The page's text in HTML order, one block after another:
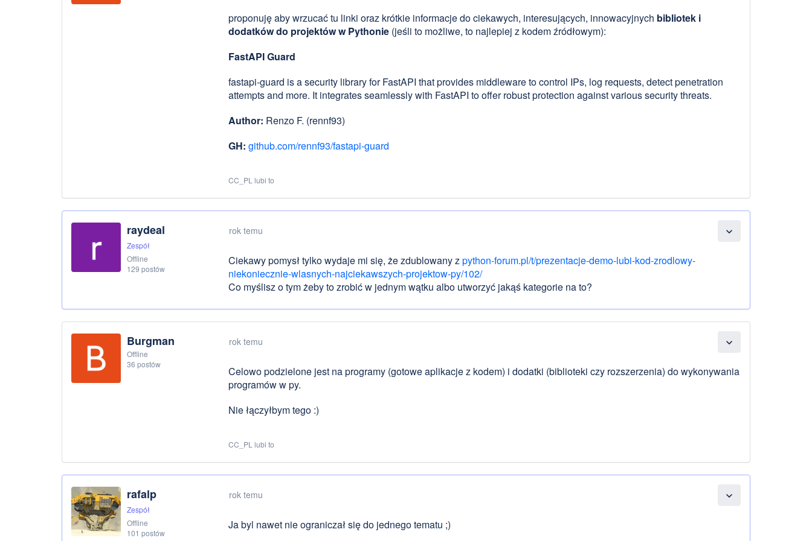
proponuję aby wrzucać tu linki oraz krótkie informacje do ciekawych, interesujących, innowacyjnych bibliotek i
dodatków do projektów w Pythonie (jeśli to możliwe, to najlepiej z kodem źródłowym):
FastAPI Guard
fastapi-guard is a security library for FastAPI that provides middleware to control IPs, log requests, detect penetration
attempts and more. It integrates seamlessly with FastAPI to offer robust protection against various security threats.
Author: Renzo F. (rennf93)
GH: github.com/rennf93/fastapi-guard
CC_PL lubi to
raydeal
Zespół
Offline
129 postów
rok temu expand_more
Ciekawy pomysł tylko wydaje mi się, że zdublowany zpython-forum.pl/t/prezentacje-demo-lubi-kod-zrodlowy-
niekoniecznie-wlasnych-najciekawszych-projektow-py/102/
Co myślisz o tym żeby to zrobić w jednym wątku albo utworzyć jakąś kategorie na to?
Burgman
Offline
36 postów
rok temu expand_more
Celowo podzielone jest na programy (gotowe aplikacje z kodem) i dodatki (biblioteki czy rozszerzenia) do wykonywania
programów w py.
Nie łączyłbym tego :)
CC_PL lubi to
rafalp
Zespół
Offline
101 postów
rok temu expand_more
Ja byl nawet nie ograniczał się do jednego tematu ;)